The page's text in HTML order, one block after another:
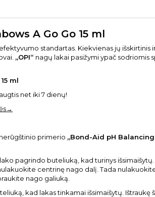
A Go Go 15 ml
standartas. Kiekvienas jų išskirtinis
„OPI“ nagų lakai pasižymi ypač sodriomis
ml
net iki 7 dienų!
primerio „Bond-Aid pH
pagrindo buteliuką, kad turinys
centrinę nago dalį. Tada
nago galiuką.
kad lakas tinkamai išsimaišytų.